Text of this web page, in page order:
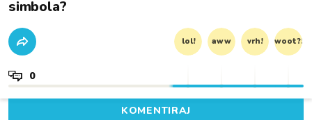
simbola?
lol! aww vrh! woot?!
0
KOMENTIRAJ